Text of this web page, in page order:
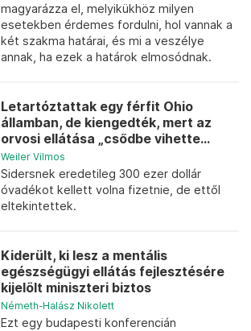
magyarázza el, melyikükhöz milyen
esetekben érdemes fordulni, hol vannak a
két szakma határai, és mi a veszélye
annak, ha ezek a határok elmosódnak.
Letartóztattak egy férfit Ohio
államban, de kiengedték, mert az
orvosi ellátása „csődbe vihette...
Weiler Vilmos
Sidersnek eredetileg 300 ezer dollár
óvadékot kellett volna fizetnie, de ettől
eltekintettek.
Kiderült, ki lesz a mentális
egészségügyi ellátás fejlesztésére
kijelölt miniszteri biztos
Németh-Halász Nikolett
Ezt egy budapesti konferencián